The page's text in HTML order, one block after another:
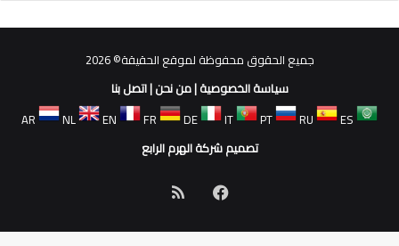
جميع الحقوق محفوظة لموقع الحقيقة© 2026
سياسة الخصوصية|من نحن|اتصل بنا
AR
NL EN FR DE IT PT RU
ES
تصميم شركة الهرم الرابع
فيسبوك
الموقع